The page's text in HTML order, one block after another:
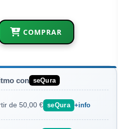
COMPRAR
con seQura
de 50,00 € seQura +info